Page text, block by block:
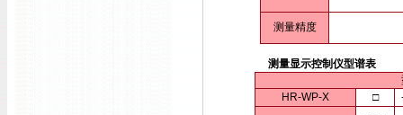
测量精度
测量显示控制仪型谱表
HR-WP-X
□